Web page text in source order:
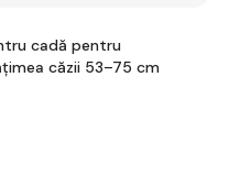
cadă pentru
căzii 53–75 cm